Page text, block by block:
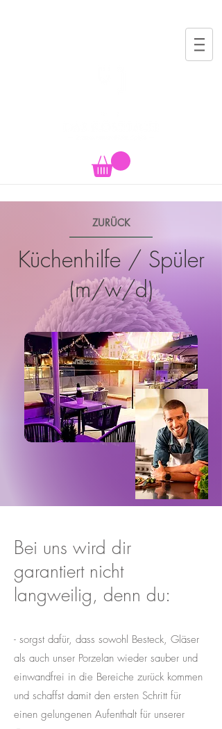
ZURÜCK
Küchenhilfe / Spüler
(m/w/d)
Bei uns wird dir
garantiert nicht
langweilig, denn du:
- sorgst dafür, dass sowohl Besteck, Gläser
als auch unser Porzelan wieder sauber und
einwandfrei in die Bereiche zurück kommen
und schaffst damit den ersten Schritt für
einen gelungenen Aufenthalt für unserer